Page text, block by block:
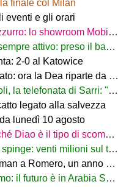
finale col Milan
eventi e gli orari
a Osio Sotto. Quando essere di fede atalantina
preso il baby difensore 2010 Levačić
2-0 al Katowice
ora la Dea riparte da lui
di Sarri: "Vieni con me a Bergamo"
legato alla salvezza
lunedì 10 agosto
di scommessa che Giuntoli ama
venti milioni sul tavolo
un anno di rinunce
Saudita! Tre milioni e firma biennale